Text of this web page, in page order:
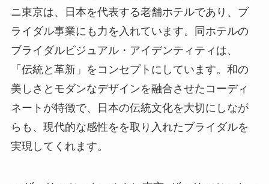
ニ東京は、日本を代表する老舗ホテルであり、ブ
ライダル事業にも力を入れています。同ホテルの
ブライダルビジュアル・アイデンティティは、
「伝統と革新」をコンセプトにしています。和の
美しさとモダンなデザインを融合させたコーディ
ネートが特徴で、日本の伝統文化を大切にしなが
らも、現代的な感性をを取り入れたブライダルを
実現してくれます。